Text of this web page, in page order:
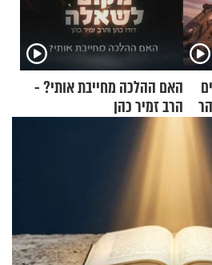
האם ההלכה מחייבת אותי? -
הרב זמיר כהן